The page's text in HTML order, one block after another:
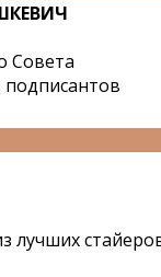
Совета
подписантов
лучших